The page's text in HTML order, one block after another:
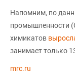
Напомним, по
промышленности
химикатов
занимает только
mrc.ru